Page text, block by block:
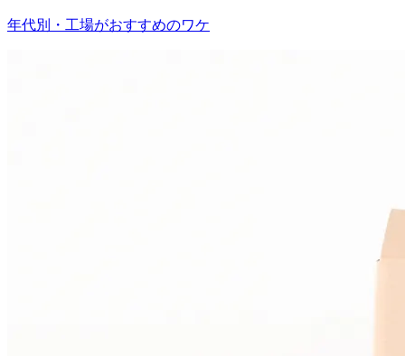
年代別・工場がおすすめのワケ